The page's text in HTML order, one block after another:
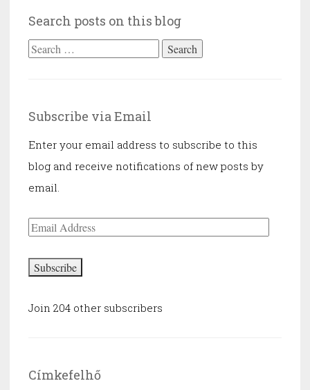
a
Search posts on this blog
Search
Subscribe via Email
Enter your email address to subscribe to this
blog and receive notifications of new posts by
email.
Email
Subscribe
Join 204 other subscribers
Címkefelhő